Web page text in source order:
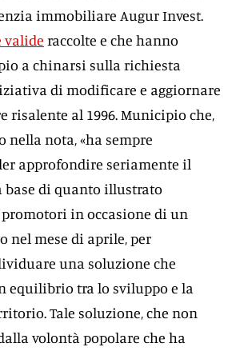
immobiliare Augur Invest.
valide raccolte e che hanno
a chinarsi sulla richiesta
di modificare e aggiornare
risalente al 1996. Municipio che,
nella nota, «ha sempre
approfondire seriamente il
base di quanto illustrato
in occasione di un
nel mese di aprile, per
una soluzione che
equilibrio tra lo sviluppo e la
Tale soluzione, che non
volontà popolare che ha